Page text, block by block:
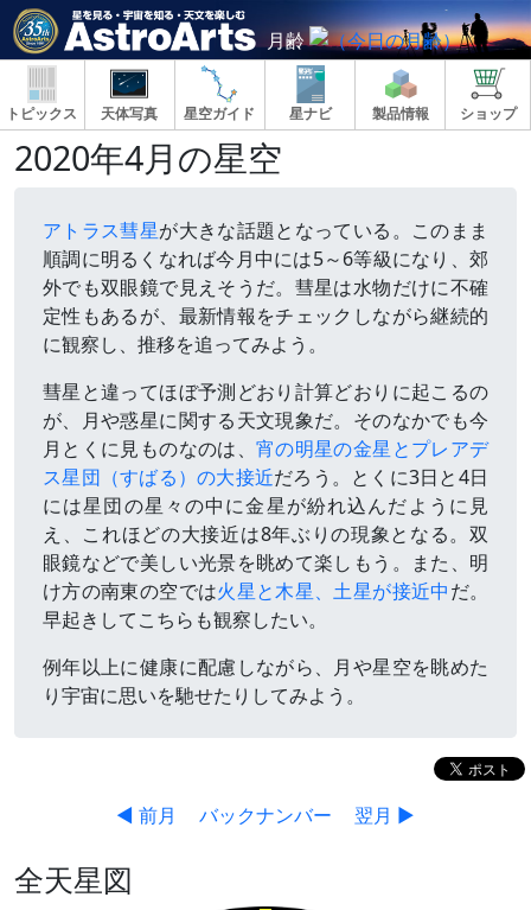
月齢
トピックス 天体写真 星空ガイド 星ナビ 製品情報 ショップ
2020年4月の星空
アトラス彗星が大きな話題となっている。このまま
順調に明るくなれば今月中には5～6等級になり、郊
外でも双眼鏡で見えそうだ。彗星は水物だけに不確
定性もあるが、最新情報をチェックしながら継続的
に観察し、推移を追ってみよう。
彗星と違ってほぼ予測どおり計算どおりに起こるの
が、月や惑星に関する天文現象だ。そのなかでも今
月とくに見ものなのは、 宵の明星の金星とプレアデ
ス星団（すばる）の大接近だろう。とくに3日と4日
には星団の星々の中に金星が紛れ込んだように見
え、これほどの大接近は8年ぶりの現象となる。双
眼鏡などで美しい光景を眺めて楽しもう。また、明
け方の南東の空では火星と木星、土星が接近中だ。
早起きしてこちらも観察したい。
例年以上に健康に配慮しながら、月や星空を眺めた
り宇宙に思いを馳せたりしてみよう。
◀ 前月 バックナンバー 翌月 ▶
全天星図